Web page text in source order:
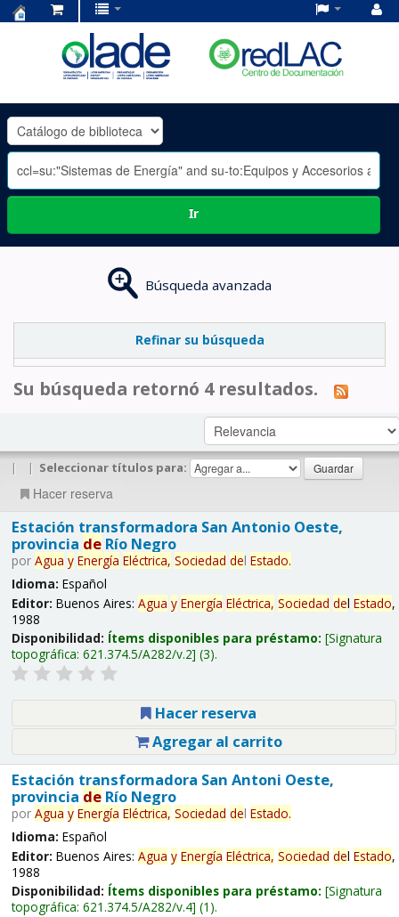
OLADE
-
Ir
Búsqueda avanzada
Refinar su búsqueda
Su búsqueda retornó 4 resultados.
| | Seleccionar títulos para:
Hacer reserva
Estación transformadora San Antonio Oeste,
provincia deRío Negro
por Agua y Energía Eléctrica, Sociedad del Estado.
Idioma: Español
Editor: Buenos Aires: Agua y Energía Eléctrica, Sociedad del Estado,
1988
Disponibilidad: Ítems disponibles para préstamo: Signatura
topográfica: 621.374.5/A282/v.2 (3).
Hacer reserva
Agregar al carrito
Estación transformadora San Antoni Oeste,
provincia deRío Negro
por Agua y Energía Eléctrica, Sociedad del Estado.
Idioma: Español
Editor: Buenos Aires: Agua y Energía Eléctrica, Sociedad del Estado,
1988
Disponibilidad: Ítems disponibles para préstamo: Signatura
topográfica: 621.374.5/A282/v.4 (1).